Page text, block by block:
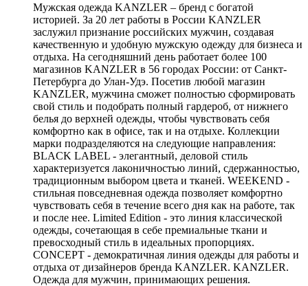
Мужская одежда KANZLER – бренд с богатой
историей. За 20 лет работы в России KANZLER
заслужил признание российских мужчин, создавая
качественную и удобную мужскую одежду для бизнеса и
отдыха. На сегодняшний день работает более 100
магазинов KANZLER в 56 городах России: от Санкт-
Петербурга до Улан-Удэ. Посетив любой магазин
KANZLER, мужчина сможет полностью сформировать
свой стиль и подобрать полный гардероб, от нижнего
белья до верхней одежды, чтобы чувствовать себя
комфортно как в офисе, так и на отдыхе. Коллекции
марки подразделяются на следующие направления:
BLACK LABEL - элегантный, деловой стиль
характеризуется лаконичностью линий, сдержанностью,
традиционным выбором цвета и тканей. WEEKEND -
cтильная повседневная одежда позволяет комфортно
чувствовать себя в течение всего дня как на работе, так
и после нее. Limited Edition - это линия классической
одежды, сочетающая в себе премиальные ткани и
превосходный стиль в идеальных пропорциях.
CONCEPT - демократичная линия одежды для работы и
отдыха от дизайнеров бренда KANZLER. KANZLER.
Одежда для мужчин, принимающих решения.